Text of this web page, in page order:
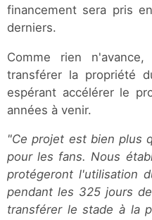
financement sera pris
derniers.
Comme rien
transférer la propriété
espérant accélérer le
années à venir.
"Ce projet est bien plus
pour les fans. Nous
protégeront l'utilisation
pendant les 325 jours
transférer le stade à la